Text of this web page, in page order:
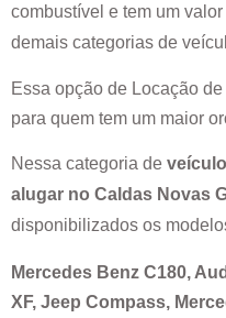
combustível e tem um
demais categorias de
Essa opção de Locação
para quem tem um maior
Nessa categoria de
alugar no Caldas Novas
disponibilizados os
Mercedes Benz C180,
XF, Jeep Compass,